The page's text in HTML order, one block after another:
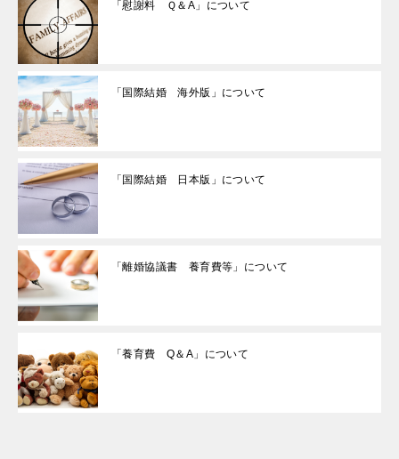
「慰謝料 Ｑ＆A」について
「国際結婚 海外版」について
「国際結婚 日本版」について
「離婚協議書 養育費等」について
「養育費 Q＆A」について